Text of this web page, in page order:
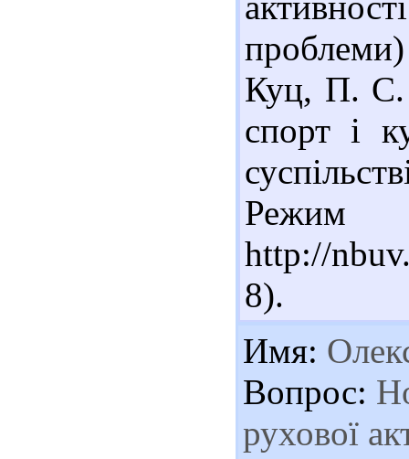
Куц, П. С.
спорт і
http://
8).
Имя:
Вопрос:
рухової